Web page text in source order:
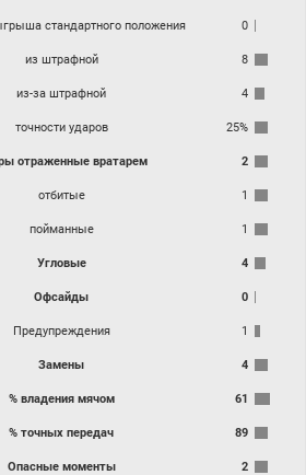
стандартного положения 0
из штрафной 8
из-за штрафной 4
точности ударов 25%
отраженные вратарем 2
отбитые 1
пойманные 1
Угловые 4
Офсайды 0
Предупреждения 1
Замены 4
% владения мячом 61
% точных передач 89
Опасные моменты 2